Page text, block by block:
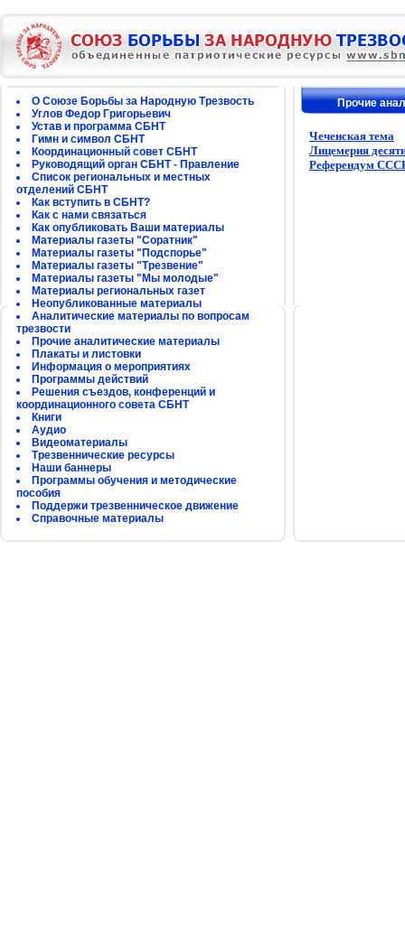
О Союзе Борьбы за Народную Трезвость
Углов Федор Григорьевич
Устав и программа СБНТ
Гимн и символ СБНТ
Координационный совет СБНТ
Руководящий орган СБНТ - Правление
Список региональных и местных
отделений СБНТ
Как вступить в СБНТ?
Как с нами связаться
Как опубликовать Ваши материалы
Материалы газеты "Соратник"
Материалы газеты "Подспорье"
Материалы газеты "Трезвение"
Материалы газеты "Мы молодые"
Материалы региональных газет
Неопубликованные материалы
Аналитические материалы по вопросам
трезвости
Прочие аналитические материалы
Плакаты и листовки
Информация о мероприятиях
Программы действий
Решения съездов, конференций и
координационного совета СБНТ
Книги
Аудио
Видеоматериалы
Трезвеннические ресурсы
Наши баннеры
Программы обучения и методические
пособия
Поддержи трезвенническое движение
Справочные материалы
Прочие
Чеченская тема
Лицемерия
Референдум